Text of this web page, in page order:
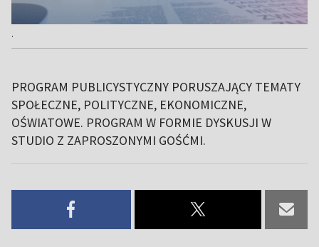
.
PROGRAM PUBLICYSTYCZNY PORUSZAJĄCY TEMATY
SPOŁECZNE, POLITYCZNE, EKONOMICZNE,
OŚWIATOWE. PROGRAM W FORMIE DYSKUSJI W
STUDIO Z ZAPROSZONYMI GOŚĆMI.